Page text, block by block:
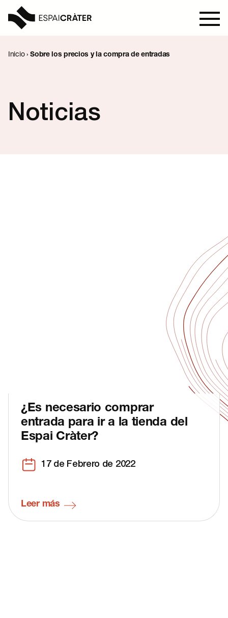
Aprender
Inicio›Sobre los precios y la compra de entradas
Noticias
¿Es necesario comprar
entrada para ir a la tienda del
Espai Cràter?
17 de Febrero de 2022
Leer más